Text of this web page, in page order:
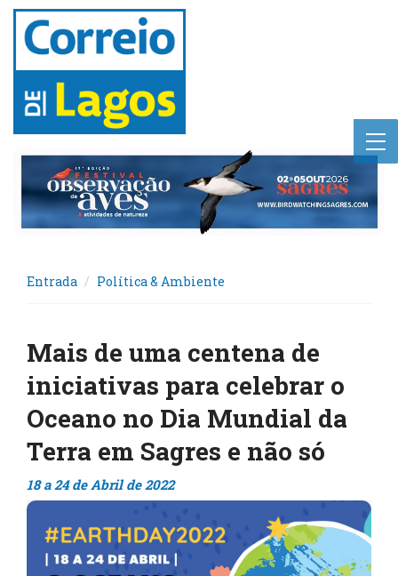
Entrada Política & Ambiente
Mais de uma centena de
iniciativas para celebrar o
Oceano no Dia Mundial da
Terra em Sagres e não só
18 a 24 de Abril de 2022